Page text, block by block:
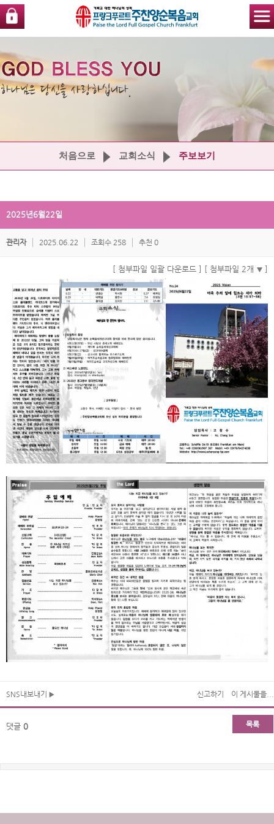
처음으로 교회소식 주보보기
2025년6월22일
관리자 2025.06.22 조회수 258 추천 0
[ 첨부파일 일괄 다운로드 ] [ 첨부파일 2개 ]
SNS내보내기 신고하기 이 게시물을...
댓글 0 목록